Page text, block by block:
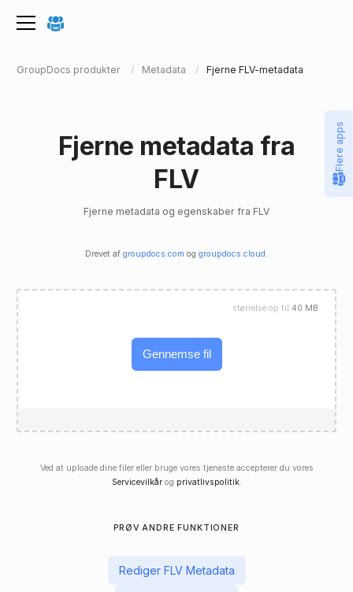
GroupDocs produkter Metadata Fjerne FLV-metadata
Fjerne metadata fra
FLV
Fjerne metadata og egenskaber fra FLV
Drevet af groupdocs.com og groupdocs.cloud .
Gennemse fil
størrelse op til 40 MB
Ved at uploade dine filer eller bruge vores tjeneste accepterer du vores
Servicevilkårog privatlivspolitik.
PRØV ANDRE FUNKTIONER
Rediger FLV Metadata
Flere apps